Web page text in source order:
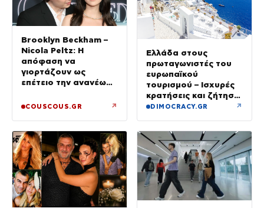
Brooklyn Beckham –
Nicola Peltz: Η
απόφαση να
γιορτάζουν ως
επέτειο την ανανέωση
«Είχε καταλήξει να
COUSCOUS.GR ↗
Ελλάδα στους
πρωταγωνιστές του
ευρωπαϊκού
τουρισμού – Ισχυρές
κρατήσεις και ζήτηση
πέρα από το
DIMOCRACY.GR ↗